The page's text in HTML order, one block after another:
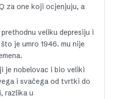
za one koji ocjenjuju, a
veliku depresiju i
je umro 1946. mu nije
je nobelovac i bio veliki
i svačega od tvrtki do
razlika u